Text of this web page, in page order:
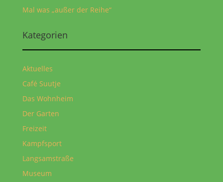
Mal was „außer der Reihe“
Kategorien
Aktuelles
Café Suutje
Das Wohnheim
Der Garten
Freizeit
Kampfsport
Langsamstraße
Museum